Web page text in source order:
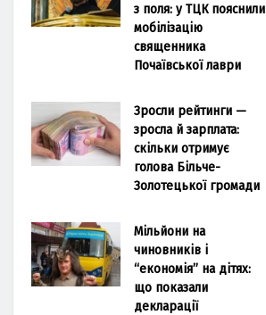
з поля: у ТЦК пояснили
мобілізацію
священника
Почаївської лаври
Зросли рейтинги —
зросла й зарплата:
скільки отримує
голова Більче-
Золотецької громади
Мільйони на
чиновників і
“економія” на дітях:
що показали
декларації